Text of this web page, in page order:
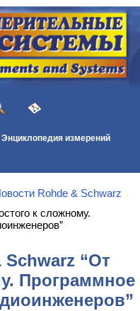
Энциклопедия измерений
Rohde & Schwarz
к сложному.
“От
Программное